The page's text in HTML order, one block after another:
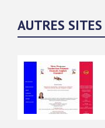
AUTRES SITES